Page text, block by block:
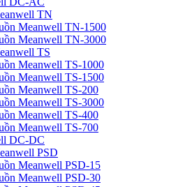
TN
Meanwell TN-1500
Meanwell TN-3000
TS
Meanwell TS-1000
Meanwell TS-1500
Meanwell TS-200
Meanwell TS-3000
Meanwell TS-400
Meanwell TS-700
DC-DC
PSD
Meanwell PSD-15
Meanwell PSD-30